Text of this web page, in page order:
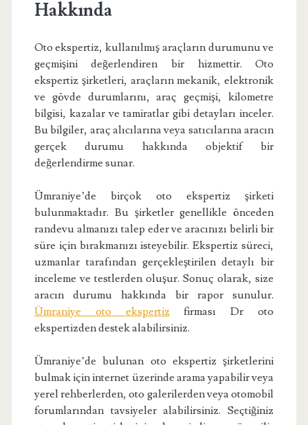
Hakkında
Oto ekspertiz, kullanılmış araçların durumunu ve
geçmişini değerlendiren bir hizmettir. Oto
ekspertiz şirketleri, araçların mekanik, elektronik
ve gövde durumlarını, araç geçmişi, kilometre
bilgisi, kazalar ve tamiratlar gibi detayları inceler.
Bu bilgiler, araç alıcılarına veya satıcılarına aracın
gerçek durumu hakkında objektif bir
değerlendirme sunar.
Ümraniye’de birçok oto ekspertiz şirketi
bulunmaktadır. Bu şirketler genellikle önceden
randevu almanızı talep eder ve aracınızı belirli bir
süre için bırakmanızı isteyebilir. Ekspertiz süreci,
uzmanlar tarafından gerçekleştirilen detaylı bir
inceleme ve testlerden oluşur. Sonuç olarak, size
aracın durumu hakkında bir rapor sunulur.
Ümraniye oto ekspertiz firması Dr oto
ekspertizden destek alabilirsiniz.
Ümraniye’de bulunan oto ekspertiz şirketlerini
bulmak için internet üzerinde arama yapabilir veya
yerel rehberlerden, oto galerilerden veya otomobil
forumlarından tavsiyeler alabilirsiniz. Seçtiğiniz